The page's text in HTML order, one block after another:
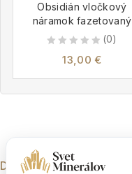
Obsidián vločkový
náramok fazetovaný
(0)
13,00 €
Dokumenty